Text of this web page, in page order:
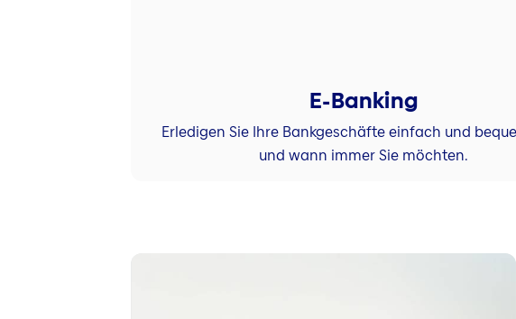
E-Banking
Erledigen Sie Ihre Bankgeschäfte einfach und
und wann immer Sie möchten.